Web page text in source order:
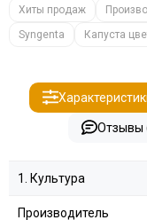
Хиты продаж
Syngenta
Капуста
Отзывы
1. Культура
Производитель